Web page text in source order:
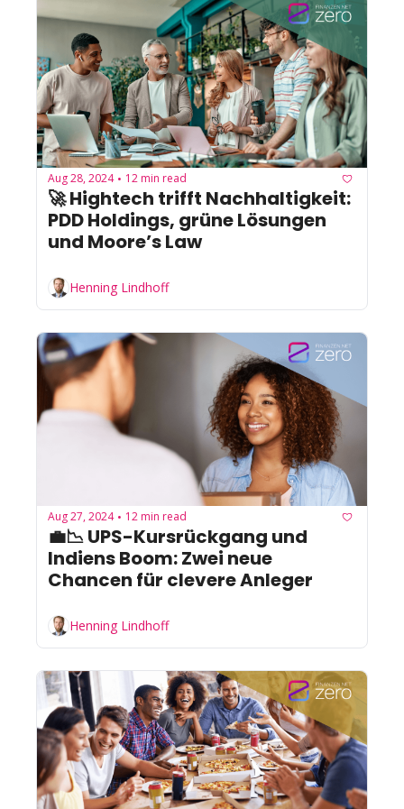
Aug 28, 2024 • 12 min read
🚀 Hightech trifft Nachhaltigkeit:
PDD Holdings, grüne Lösungen
und Moore’s Law
Henning Lindhoff
Aug 27, 2024 • 12 min read
💼📉 UPS-Kursrückgang und
Indiens Boom: Zwei neue
Chancen für clevere Anleger
Henning Lindhoff